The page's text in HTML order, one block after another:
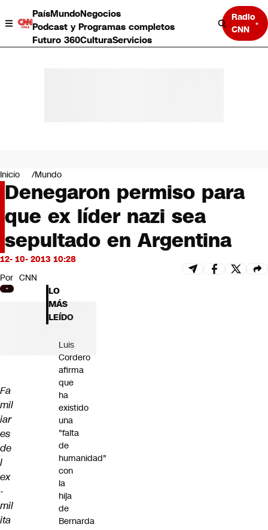
PaísMundoNegocios
Podcast y Programas completos
Futuro 360CulturaServicios
Radio
CNN
Negocios
Deportes
Programas completos
Cultura
Servicios
Bits
CNN Data
CNN tiempo
Futuro 360
Opinión
Inicio Mundo
Denegaron permiso para
que ex líder nazi sea
sepultado en Argentina
12- 10- 2013 10:28
Por CNN
Fa
mil
iar
es
de
l
ex
-
mil
ita
LO
MÁS
LEÍDO
Luis
Cordero
afirma
que
ha
existido
una
"falta
de
humanidad"
con
la
hija
de
Bernarda